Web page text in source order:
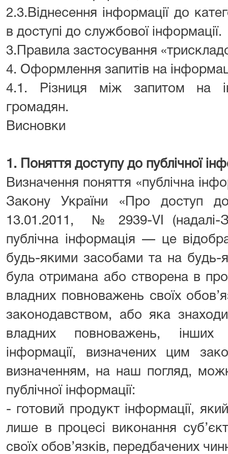
2.3.Віднесення інформації до
в доступі до службової інформації.
3.Правила застосування
4. Оформлення запитів на
4.1. Різниця між запитом на
громадян.
Висновки
1. Поняття доступу до публічної
Визначення поняття «публічна
Закону України «Про доступ до
13.01.2011, № 2939-VI (надалі-
публічна інформація — це
будь-якими засобами та на будь-
була отримана або створена в
владних повноважень своїх
законодавством, або яка
владних повноважень, інших
інформації, визначених цим
визначенням, на наш погляд,
публічної інформації:
- готовий продукт інформації,
лише в процесі виконання
своїх обов’язків, передбачених